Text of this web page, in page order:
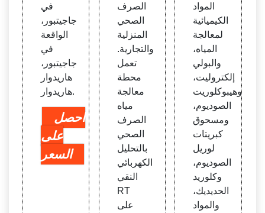
في
جاجيتبور،
الواقعة
في
جاجيتبور،
هاريدوار
هاريدوار.
احصل
على
السعر
الصرف
الصحي
المنزلية
والتجارية.
تعمل
محطة
معالجة
مياه
الصرف
الصحي
بالتحليل
الكهربائي
النقي
RT
على
المواد
الكيميائية
لمعالجة
المياه،
والبولي
إلكتروليت،
وهيبوكلوريت
الصوديوم،
ومسحوق
كبريتات
لوريل
الصوديوم،
وكلوريد
الحديديك،
والمواد